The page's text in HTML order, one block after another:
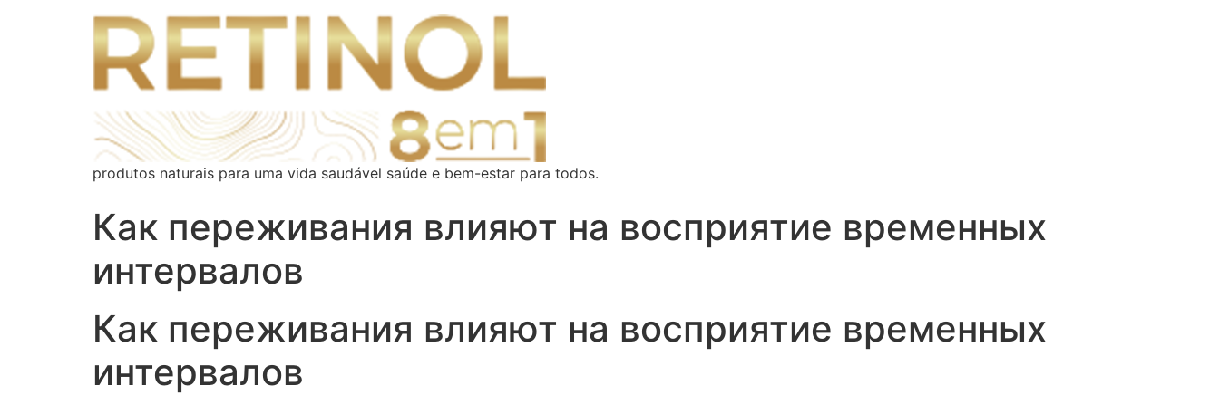
produtos naturais para uma vida saudável saúde e bem-estar para todos.
Как переживания влияют на восприятие временных
интервалов
Как переживания влияют на восприятие временных
интервалов